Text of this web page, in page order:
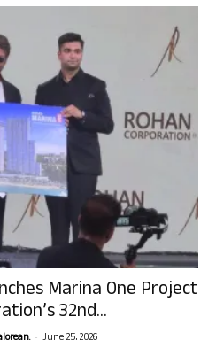
Marina One Project
32nd...
-